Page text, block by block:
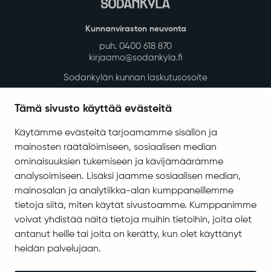
Tämä sivusto käyttää evästeitä
Käytämme evästeitä tarjoamamme sisällön ja
mainosten räätälöimiseen, sosiaalisen median
ominaisuuksien tukemiseen ja kävijämäärämme
analysoimiseen. Lisäksi jaamme sosiaalisen median,
mainosalan ja analytiikka-alan kumppaneillemme
tietoja siitä, miten käytät sivustoamme. Kumppanimme
voivat yhdistää näitä tietoja muihin tietoihin, joita olet
antanut heille tai joita on kerätty, kun olet käyttänyt
heidän palvelujaan.
Kunnanviraston neuvonta
puh. 0400 618 870
kirjaamo@sodankyla.fi
Sodankylän kunnan laskutusosoite
Asiakirjajulkisuuskuvaus
Evästeiden hallinta
Yhteystiedot
Jäämerentie 1, 99601 Sodankylä
Kaikki yhteystiedot
Henkilökunnan intranet